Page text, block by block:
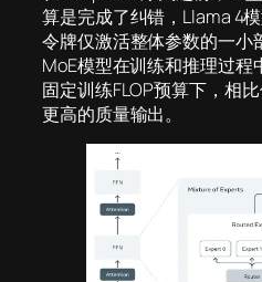
算是完成了纠错，Llama 4
令牌仅激活整体参数的一小
MoE模型在训练和推理过
固定训练FLOP预算下，相
更高的质量输出。